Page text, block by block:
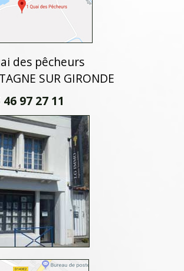
des pêcheurs
SUR GIRONDE
46 97 27 11